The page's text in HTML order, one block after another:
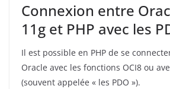
Connexion entre
11g et PHP avec les
Il est possible en PHP de se
Oracle avec les fonctions OCI8 ou
(souvent appelée « les PDO »).